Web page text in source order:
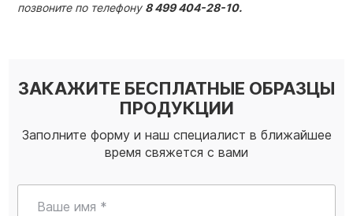
позвоните по телефону 8 499 404-28-10.
ЗАКАЖИТЕ БЕСПЛАТНЫЕ ОБРАЗЦЫ
ПРОДУКЦИИ
Заполните форму и наш специалист в ближайшее
время свяжется с вами
Ваше имя *